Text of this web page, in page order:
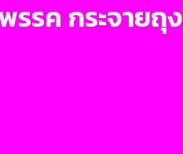
รค กระจายถุง